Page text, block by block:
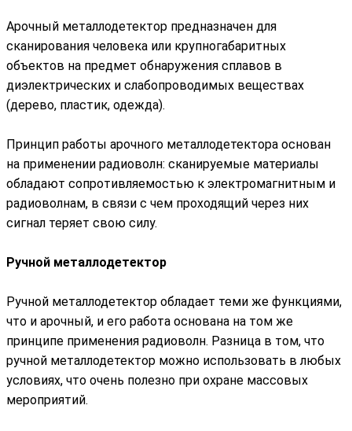
Арочный металлодетектор предназначен для
сканирования человека или крупногабаритных
объектов на предмет обнаружения сплавов в
диэлектрических и слабопроводимых веществах
(дерево, пластик, одежда).
Принцип работы арочного металлодетектора основан
на применении радиоволн: сканируемые материалы
обладают сопротивляемостью к электромагнитным и
радиоволнам, в связи с чем проходящий через них
сигнал теряет свою силу.
Ручной металлодетектор
Ручной металлодетектор обладает теми же функциями,
что и арочный, и его работа основана на том же
принципе применения радиоволн. Разница в том, что
ручной металлодетектор можно использовать в любых
условиях, что очень полезно при охране массовых
мероприятий.